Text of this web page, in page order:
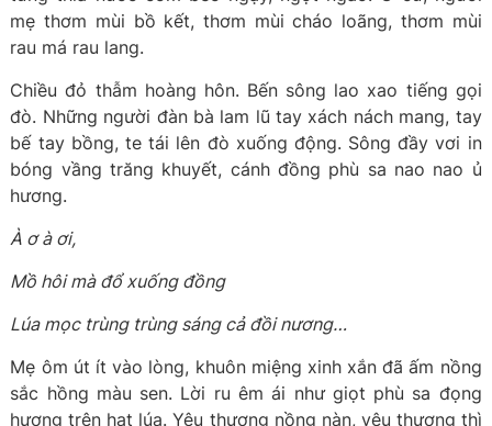
mẹ thơm mùi bồ kết, thơm mùi cháo loãng, thơm mùi
rau má rau lang.
Chiều đỏ thẫm hoàng hôn. Bến sông lao xao tiếng gọi
đò. Những người đàn bà lam lũ tay xách nách mang, tay
bế tay bồng, te tái lên đò xuống động. Sông đầy vơi in
bóng vầng trăng khuyết, cánh đồng phù sa nao nao ủ
hương.
À ơ à ơi,
Mồ hôi mà đổ xuống đồng
Lúa mọc trùng trùng sáng cả đồi nương…
Mẹ ôm út ít vào lòng, khuôn miệng xinh xắn đã ấm nồng
sắc hồng màu sen. Lời ru êm ái như giọt phù sa đọng
hương trên hạt lúa. Yêu thương nồng nàn, yêu thương thì